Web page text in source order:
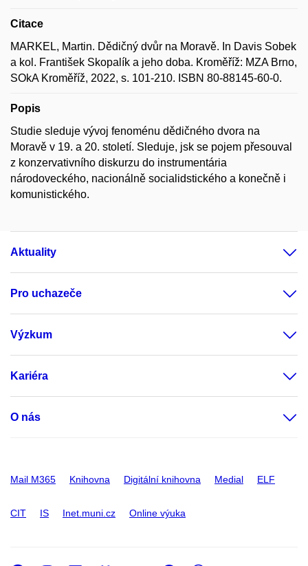
Citace
MARKEL, Martin. Dědičný dvůr na Moravě. In Davis Sobek
a kol. František Skopalík a jeho doba. Kroměříž: MZA Brno,
SOkA Kroměříž, 2022, s. 101-210. ISBN 80-88145-60-0.
Popis
Studie sleduje vývoj fenoménu dědičného dvora na
Moravě v 19. a 20. století. Sleduje, jsk se pojem přesouval
z konzervativního diskurzu do instrumentária
národoveckého, nacionálně socialidstického a konečně i
komunistického.
Aktuality
Pro uchazeče
Výzkum
Kariéra
O nás
Mail M365 Knihovna Digitální knihovna Medial ELF
CIT IS Inet.muni.cz Online výuka